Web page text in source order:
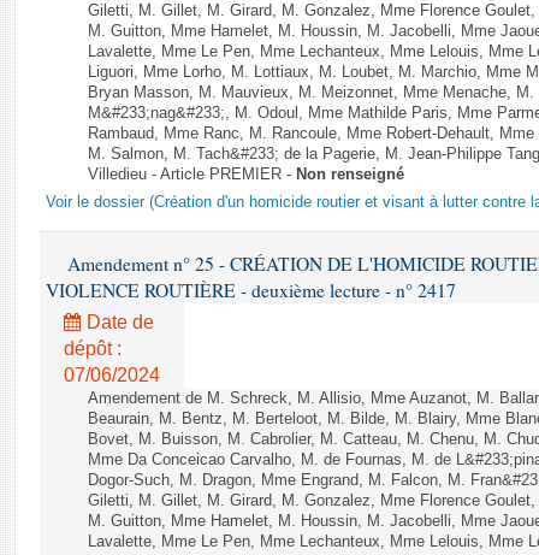
Giletti, M. Gillet, M. Girard, M. Gonzalez, Mme Florence
M. Guitton, Mme Hamelet, M. Houssin, M. Jacobelli, Mme
Lavalette, Mme Le Pen, Mme Lechanteux, Mme Lelouis, Mme
Liguori, Mme Lorho, M. Lottiaux, M. Loubet, M. Marchio, Mme
Bryan Masson, M. Mauvieux, M. Meizonnet, Mme Menache,
M&#233;nag&#233;, M. Odoul, Mme Mathilde Paris, Mme
Rambaud, Mme Ranc, M. Rancoule, Mme Robert-Dehault,
M. Salmon, M. Tach&#233; de la Pagerie, M. Jean-Philippe
Villedieu - Article PREMIER - Non renseigné
Voir le dossier (Création d'un homicide routier et visant à lutter contre
Amendement n° 25 - CRÉATION DE L'HOMICIDE
VIOLENCE ROUTIÈRE - deuxième lecture - n° 2417
Date de
dépôt :
07/06/2024
Amendement de M. Schreck, M. Allisio, Mme Auzanot, M.
Beaurain, M. Bentz, M. Berteloot, M. Bilde, M. Blairy, Mme
Bovet, M. Buisson, M. Cabrolier, M. Catteau, M. Chenu, M.
Mme Da Conceicao Carvalho, M. de Fournas, M. de
Dogor-Such, M. Dragon, Mme Engrand, M. Falcon, M.
Giletti, M. Gillet, M. Girard, M. Gonzalez, Mme Florence
M. Guitton, Mme Hamelet, M. Houssin, M. Jacobelli, Mme
Lavalette, Mme Le Pen, Mme Lechanteux, Mme Lelouis, Mme